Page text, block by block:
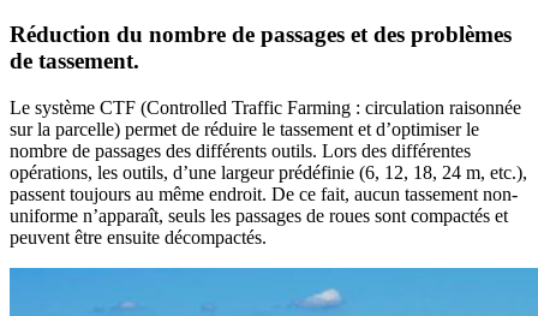
Réduction du nombre de passages et des problèmes
de tassement.
Le système CTF (Controlled Traffic Farming : circulation raisonnée
sur la parcelle) permet de réduire le tassement et d’optimiser le
nombre de passages des différents outils. Lors des différentes
opérations, les outils, d’une largeur prédéfinie (6, 12, 18, 24 m, etc.),
passent toujours au même endroit. De ce fait, aucun tassement non-
uniforme n’apparaît, seuls les passages de roues sont compactés et
peuvent être ensuite décompactés.